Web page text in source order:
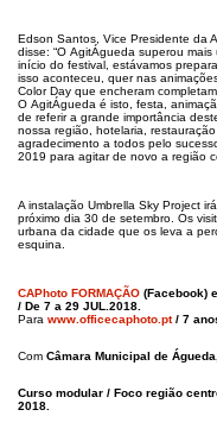
Edson Santos, Vice Presidente da
disse: “O AgitÁgueda superou
início do festival, estávamos
isso aconteceu, quer nas
Color Day que encheram
O AgitÁgueda é isto, festa,
de referir a grande importância
nossa região, hotelaria,
agradecimento a todos pelo
2019 para agitar de novo a região
A instalação Umbrella Sky Project
próximo dia 30 de setembro. Os
urbana da cidade que os leva a
esquina.
CAPhoto FORMAÇÃO (Facebook)
/ De 7 a 29 JUL.2018.
Para www.officecaphoto.pt/ 7
Com Câmara Municipal de Águeda,
Curso modular / Foco região
2018.